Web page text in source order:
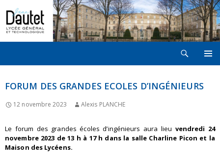
CONTENU
FORUM DES GRANDES ECOLES D’INGÉNIEURS
12 novembre 2023 Alexis PLANCHE
Le forum des grandes écoles d’ingénieurs aura lieu vendredi 24
novembre 2023 de 13 h à 17 h dans la salle Charline Picon et la
Maison des Lycéens.